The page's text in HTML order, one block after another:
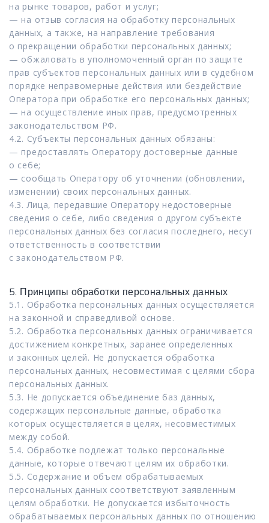
на рынке товаров, работ и услуг;
— на отзыв согласия на обработку персональных
данных, а также, на направление требования
о прекращении обработки персональных данных;
— обжаловать в уполномоченный орган по защите
прав субъектов персональных данных или в судебном
порядке неправомерные действия или бездействие
Оператора при обработке его персональных данных;
— на осуществление иных прав, предусмотренных
законодательством РФ.
4.2. Субъекты персональных данных обязаны:
— предоставлять Оператору достоверные данные
о себе;
— сообщать Оператору об уточнении (обновлении,
изменении) своих персональных данных.
4.3. Лица, передавшие Оператору недостоверные
сведения о себе, либо сведения о другом субъекте
персональных данных без согласия последнего, несут
ответственность в соответствии
с законодательством РФ.
5. Принципы обработки персональных данных
5.1. Обработка персональных данных осуществляется
на законной и справедливой основе.
5.2. Обработка персональных данных ограничивается
достижением конкретных, заранее определенных
и законных целей. Не допускается обработка
персональных данных, несовместимая с целями сбора
персональных данных.
5.3. Не допускается объединение баз данных,
содержащих персональные данные, обработка
которых осуществляется в целях, несовместимых
между собой.
5.4. Обработке подлежат только персональные
данные, которые отвечают целям их обработки.
5.5. Содержание и объем обрабатываемых
персональных данных соответствуют заявленным
целям обработки. Не допускается избыточность
обрабатываемых персональных данных по отношению